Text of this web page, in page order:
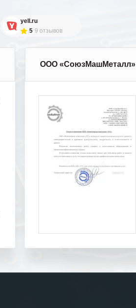
yell.ru
5 9 отзывов
ООО «СоюзМашМеталл»